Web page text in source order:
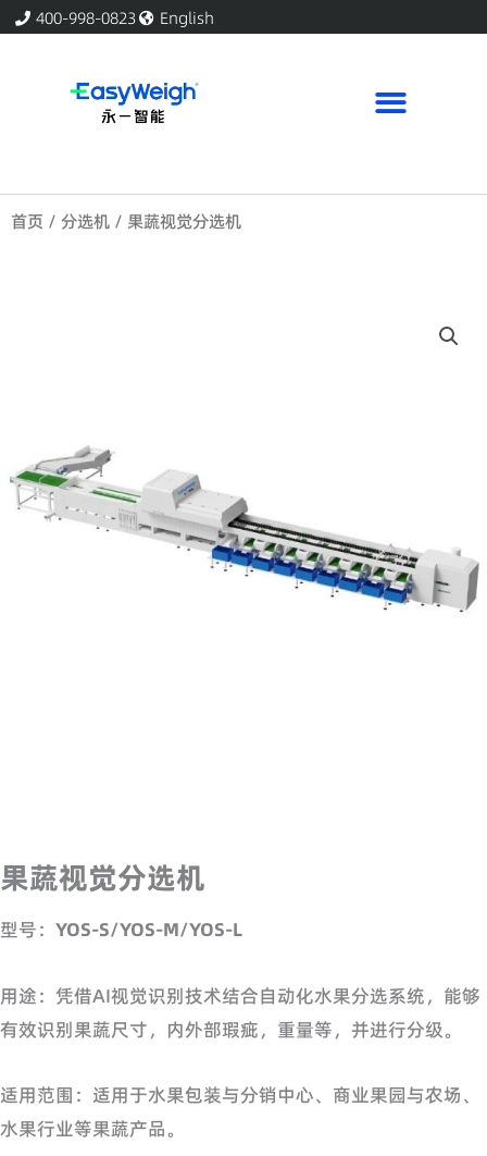
跳
400-998-0823 English
首页 / 分选机 / 果蔬视觉分选机
果蔬视觉分选机
型号： YOS-S/YOS-M/YOS-L
用途：凭借AI视觉识别技术结合自动化水果分选系统，能够
有效识别果蔬尺寸，内外部瑕疵，重量等，并进行分级。
适用范围：适用于水果包装与分销中心、商业果园与农场、
水果行业等果蔬产品。